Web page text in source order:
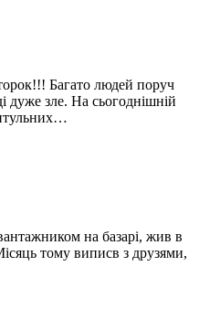
Багато людей поруч
дуже зле. На сьогоднішній
на базарі, жив в
тому виписв з друзями,